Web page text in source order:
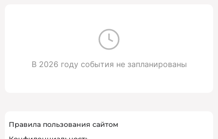
В 2026 году события не запланированы
Правила пользования сайтом